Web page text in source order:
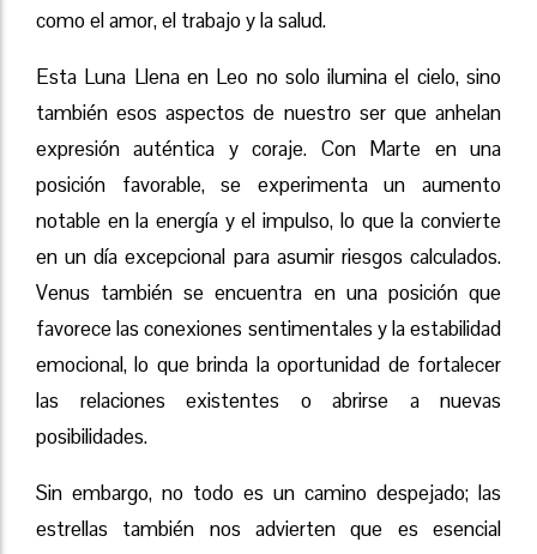
como el amor, el trabajo y la salud.
Esta Luna Llena en Leo no solo ilumina el cielo, sino
también esos aspectos de nuestro ser que anhelan
expresión auténtica y coraje. Con Marte en una
posición favorable, se experimenta un aumento
notable en la energía y el impulso, lo que la convierte
en un día excepcional para asumir riesgos calculados.
Venus también se encuentra en una posición que
favorece las conexiones sentimentales y la estabilidad
emocional, lo que brinda la oportunidad de fortalecer
las relaciones existentes o abrirse a nuevas
posibilidades.
Sin embargo, no todo es un camino despejado; las
estrellas también nos advierten que es esencial